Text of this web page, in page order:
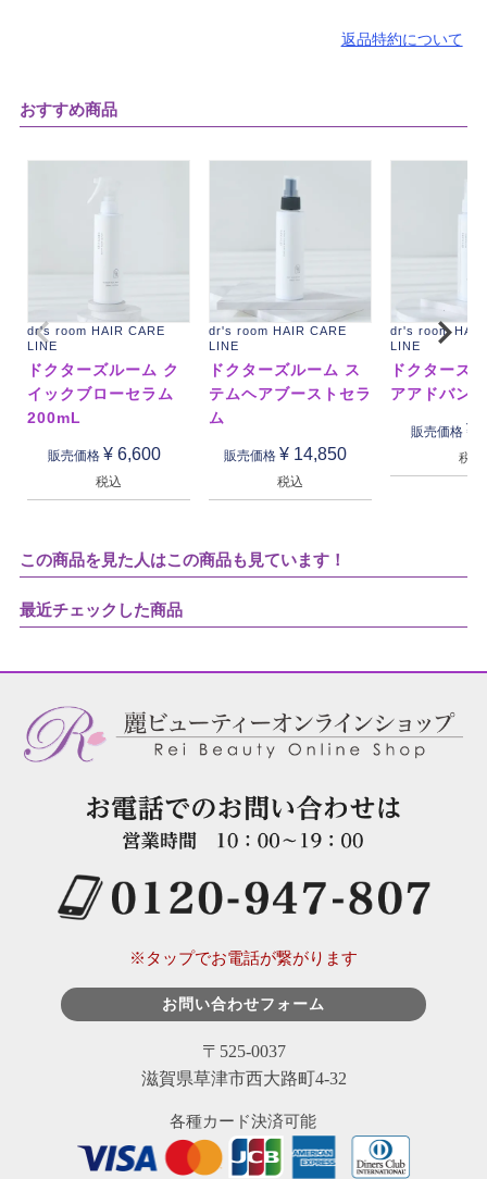
返品特約について
おすすめ商品
dr's room HAIR CARE
LINE
ドクターズルーム ク
イックブローセラム
200mL
販売価格 ¥ 6,600
税込
dr's room HAIR CARE
LINE
ドクターズルーム ス
テムヘアブーストセラ
ム
販売価格 ¥ 14,850
税込
dr's room
LINE
ドクターズ
アアドバン
販売価格 ¥
税込
この商品を見た人はこの商品も見ています！
最近チェックした商品
※タップでお電話が繋がります
お問い合わせフォーム
〒525-0037
滋賀県草津市西大路町4-32
各種カード決済可能